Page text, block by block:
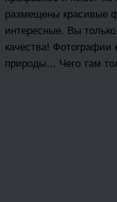
размещены красивые
интересные. Вы только
качества! Фотографии
природы… Чего там